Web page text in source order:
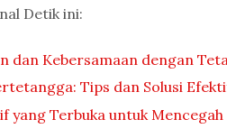
Detik ini:
dan Kebersamaan dengan
Tips dan Solusi
yang Terbuka untuk